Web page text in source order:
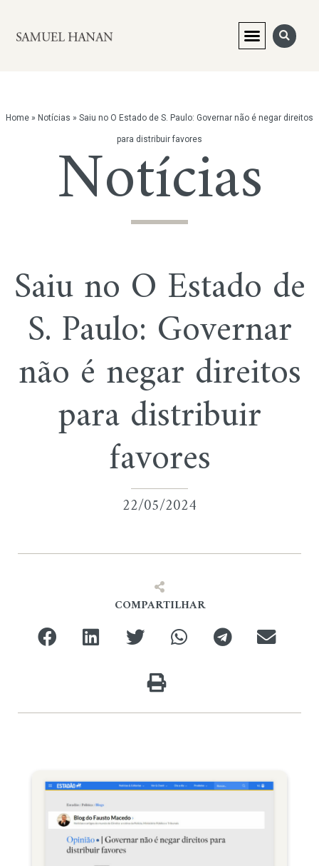
Home » Notícias » Saiu no O Estado de S. Paulo: Governar não é negar direitos
para distribuir favores
Notícias
Saiu no O Estado de
S. Paulo: Governar
não é negar direitos
para distribuir
favores
22/05/2024
COMPARTILHAR